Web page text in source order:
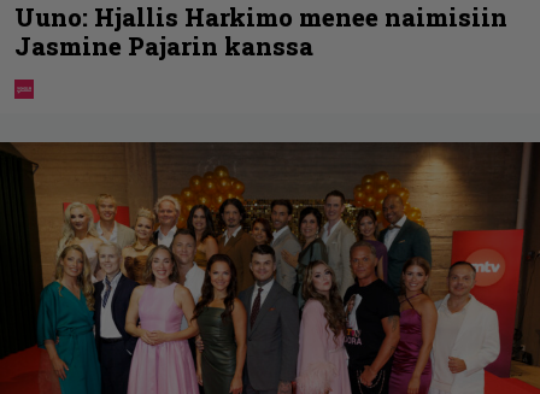
Uuno: Hjallis Harkimo menee naimisiin
Jasmine Pajarin kanssa